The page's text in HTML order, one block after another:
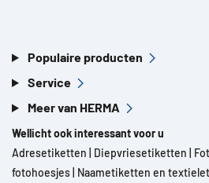
Populaire producten
Service
Meer van HERMA
Wellicht ook interessant voor u
Adresetiketten
Diepvriesetiketten
fotohoesjes Naametiketten en